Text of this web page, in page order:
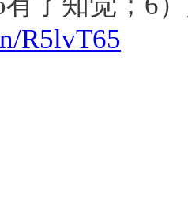
R5lvT65